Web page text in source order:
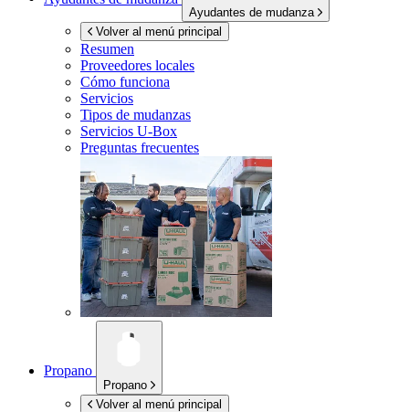
Ayudantes de mudanza
Volver al menú principal
Resumen
Proveedores locales
Cómo funciona
Servicios
Tipos de mudanzas
Servicios U-Box
Preguntas frecuentes
Propano
Propano
Volver al menú principal